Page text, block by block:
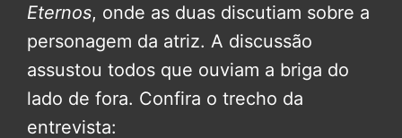
Eternos, onde as duas discutiam sobre a
personagem da atriz. A discussão
assustou todos que ouviam a briga do
lado de fora. Confira o trecho da
entrevista: